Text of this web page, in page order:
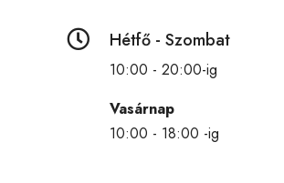
 Hétfő - Szombat
10:00 - 20:00-ig
Vasárnap
10:00 - 18:00 -ig